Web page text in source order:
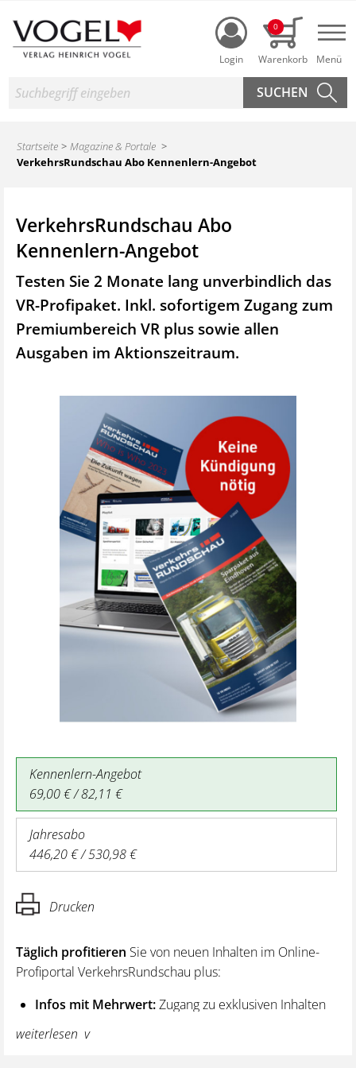
Login
0
Suche
Startseite
Magazine & Portale
VerkehrsRundschau Abo Kennenlern-Angebot
VerkehrsRundschau Abo
Kennenlern-Angebot
Testen Sie 2 Monate lang unverbindlich das
VR-Profipaket. Inkl. sofortigem Zugang zum
Premiumbereich VR plus sowie allen
Ausgaben im Aktionszeitraum.
Kennenlern-Angebot
69,00 € / 82,11 €
Jahresabo
446,20 € / 530,98 €
Drucken
Täglich profitieren Sie von neuen Inhalten im Online-
Profiportal VerkehrsRundschau plus:
Infos mit Mehrwert:Zugang zu exklusiven Inhalten
und Hintergrundwissen – von aktuellen Regelungen
wie z. B. bei den Lenk- und Ruhezeiten,
weiterlesen